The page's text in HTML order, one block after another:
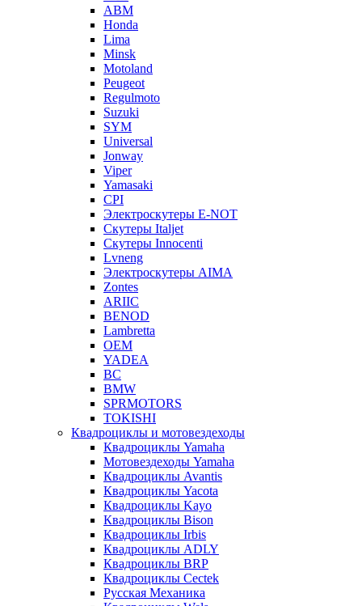
ABM
Honda
Lima
Minsk
Motoland
Peugeot
Regulmoto
Suzuki
SYM
Universal
Jonway
Viper
Yamasaki
CPI
Электроскутеры E-NOT
Скутеры Italjet
Скутеры Innocenti
Lvneng
Электроскутеры AIMA
Zontes
ARIIC
BENOD
Lambretta
OEM
YADEA
BC
BMW
SPRMOTORS
TOKISHI
Квадроциклы и мотовездеходы
Квадроциклы Yamaha
Мотовездеходы Yamaha
Квадроциклы Avantis
Квадроциклы Yacota
Квадроциклы Kayo
Квадроциклы Bison
Квадроциклы Irbis
Квадроциклы ADLY
Квадроциклы BRP
Квадроциклы Cectek
Русская Механика